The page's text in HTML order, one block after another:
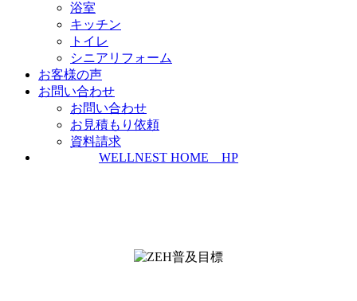
浴室
キッチン
トイレ
シニアリフォーム
お客様の声
お問い合わせ
お問い合わせ
お見積もり依頼
資料請求
WELLNEST HOME HP